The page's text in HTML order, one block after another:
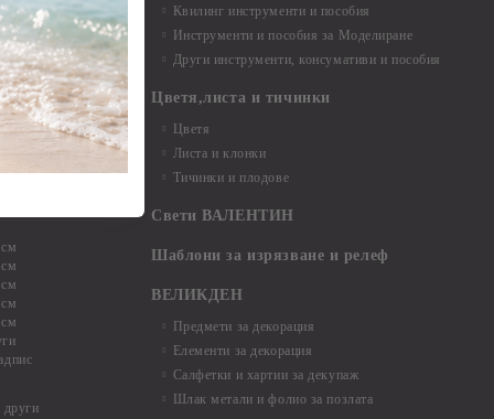
химикали,
химикали
Квилинг инструменти и пособия
Инструменти и пособия за Моделиране
Други инструменти, консумативи и пособия
Цветя,листа и тичинки
Цветя
Листа и клонки
Тичинки и плодове
Свети ВАЛЕНТИН
Шаблони за изрязване и релеф
ВЕЛИКДЕН
Предмети за декорация
Елементи за декорация
Салфетки и хартии за декупаж
Шлак метали и фолио за позлата